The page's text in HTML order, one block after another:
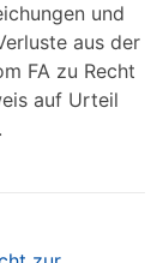
und
aus der
FA zu Recht
auf Urteil